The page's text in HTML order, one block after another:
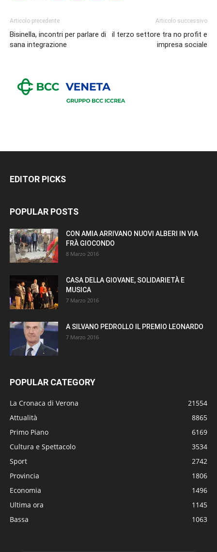
Articolo precedente
Bisinella, incontri per parlare di
sana integrazione
Articolo successivo
il terzo settore tra no profit e
impresa sociale
EDITOR PICKS
POPULAR POSTS
CON AMIA ARRIVANO NUOVI ALBERI IN VIA
FRÀ GIOCONDO
8 Marzo 2016
CASA DELLA GIOVANE, SOLIDARIETÀ E
MUSICA
7 Marzo 2016
A SILVANO PEDROLLO IL PREMIO LEONARDO
7 Marzo 2016
POPULAR CATEGORY
La Cronaca di Verona
21554
Attualità
8865
Primo Piano
6169
Cultura e Spettacolo
3534
Sport
2742
Provincia
1806
Economia
1496
Ultima ora
1145
Bassa
1063